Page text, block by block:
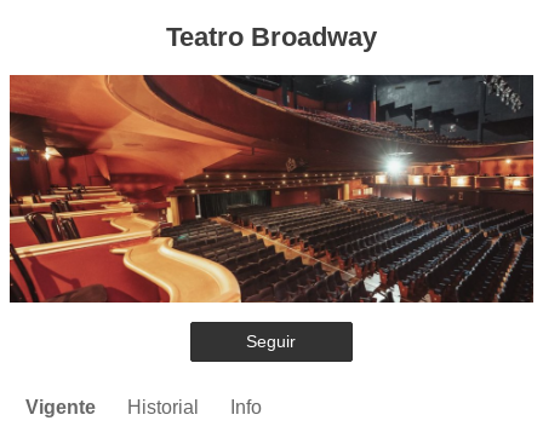
Teatro Broadway
Seguir
Vigente Historial Info